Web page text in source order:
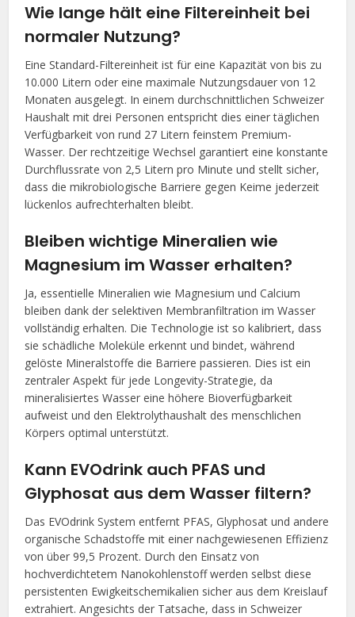
Wie lange hält eine Filtereinheit bei
normaler Nutzung?
Eine Standard-Filtereinheit ist für eine Kapazität von bis zu
10.000 Litern oder eine maximale Nutzungsdauer von 12
Monaten ausgelegt. In einem durchschnittlichen Schweizer
Haushalt mit drei Personen entspricht dies einer täglichen
Verfügbarkeit von rund 27 Litern feinstem Premium-
Wasser. Der rechtzeitige Wechsel garantiert eine konstante
Durchflussrate von 2,5 Litern pro Minute und stellt sicher,
dass die mikrobiologische Barriere gegen Keime jederzeit
lückenlos aufrechterhalten bleibt.
Bleiben wichtige Mineralien wie
Magnesium im Wasser erhalten?
Ja, essentielle Mineralien wie Magnesium und Calcium
bleiben dank der selektiven Membranfiltration im Wasser
vollständig erhalten. Die Technologie ist so kalibriert, dass
sie schädliche Moleküle erkennt und bindet, während
gelöste Mineralstoffe die Barriere passieren. Dies ist ein
zentraler Aspekt für jede Longevity-Strategie, da
mineralisiertes Wasser eine höhere Bioverfügbarkeit
aufweist und den Elektrolythaushalt des menschlichen
Körpers optimal unterstützt.
Kann EVOdrink auch PFAS und
Glyphosat aus dem Wasser filtern?
Das EVOdrink System entfernt PFAS, Glyphosat und andere
organische Schadstoffe mit einer nachgewiesenen Effizienz
von über 99,5 Prozent. Durch den Einsatz von
hochverdichtetem Nanokohlenstoff werden selbst diese
persistenten Ewigkeitschemikalien sicher aus dem Kreislauf
extrahiert. Angesichts der Tatsache, dass in Schweizer